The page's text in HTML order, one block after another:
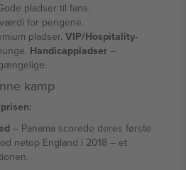
pladser til fans.
for pengene.
pladser. VIP/Hospitality-
Handicappladser –
kamp
– Panama scorede deres første
netop England i 2018 – et